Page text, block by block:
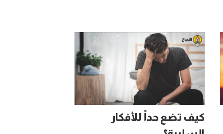
كيف تضع حداً للأفكار